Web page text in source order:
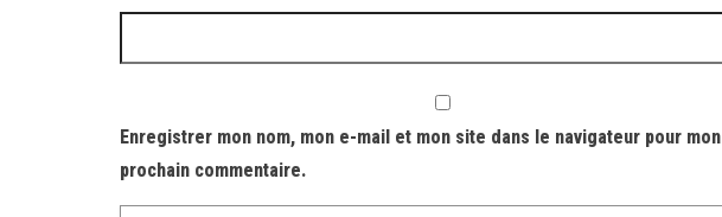
Enregistrer mon nom, mon e-mail et mon site dans le navigateur pour mon
prochain commentaire.